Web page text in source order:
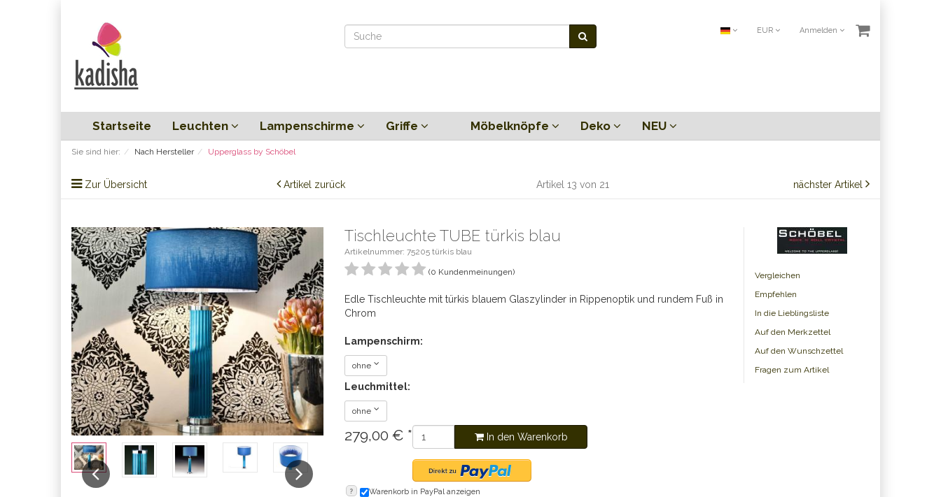
EUR Anmelden
Startseite Leuchten Lampenschirme Griffe Möbelknöpfe Deko NEU
Sie sind hier: Nach Hersteller Upperglass by Schöbel
Zur Übersicht Artikel zurück Artikel 13 von 21 nächster Artikel
Tischleuchte TUBE türkis blau
Artikelnummer: 75205 türkis blau
(0 Kundenmeinungen)
Edle Tischleuchte mit türkis blauem Glaszylinder in Rippenoptik und rundem Fuß in
Chrom
Lampenschirm:
ohne
Leuchmittel:
ohne
279,00 € * In den Warenkorb
? Warenkorb in PayPal anzeigen
Vergleichen
Empfehlen
In die Lieblingsliste
Auf den Merkzettel
Auf den Wunschzettel
Fragen zum Artikel